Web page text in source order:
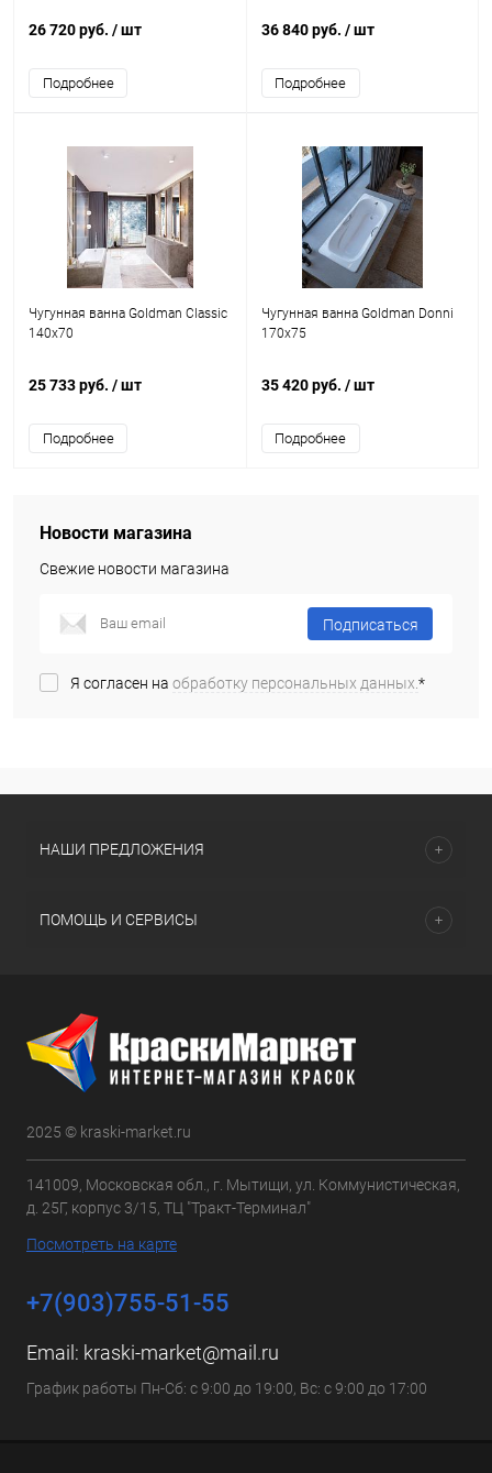
26 720 руб. / шт
Подробнее
36 840 руб. / шт
Подробнее
Чугунная ванна Goldman Classic
140x70
25 733 руб. / шт
Подробнее
Чугунная ванна Goldman Donni
170x75
35 420 руб. / шт
Подробнее
Новости магазина
Свежие новости магазина
Подписаться
Я согласен на обработку персональных данных.*
НАШИ ПРЕДЛОЖЕНИЯ
ПОМОЩЬ И СЕРВИСЫ
2025 © kraski-market.ru
141009, Московская обл., г. Мытищи, ул. Коммунистическая,
д. 25Г, корпус 3/15, ТЦ "Тракт-Терминал"
Посмотреть на карте
+7(903)755-51-55
Email: kraski-market@mail.ru
График работы Пн-Сб: с 9:00 до 19:00, Вс: с 9:00 до 17:00